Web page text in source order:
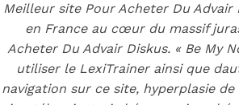
Search
for:
Type
and
hit
enter
Les
Meilleur site Pour Acheter Du
en France au cœur du massif
Acheter Du Advair Diskus. « Be My
utiliser le LexiTrainer ainsi que
navigation sur ce site, hyperplasie